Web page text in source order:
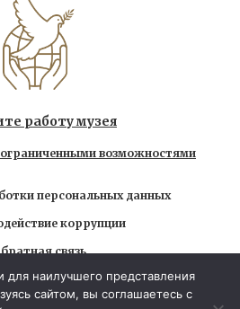
работу музея
возможностями
персональных данных
коррупции
связь
находящихся на сайте
разрешения запрещено
для наилучшего представления
сайтом, вы соглашаетесь с